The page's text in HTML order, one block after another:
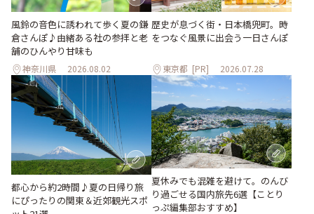
風鈴の音色に誘われて歩く夏の鎌
倉さんぽ♪由緒ある社の参拝と老
舗のひんやり甘味も
神奈川県 2026.08.02
歴史が息づく街・日本橋兜町。時
をつなぐ風景に出会う一日さんぽ
東京都 [PR] 2026.07.28
都心から約2時間♪夏の日帰り旅
にぴったりの関東＆近郊観光スポ
夏休みでも混雑を避けて。のんび
り過ごせる国内旅先6選【ことり
っぷ編集部おすすめ】